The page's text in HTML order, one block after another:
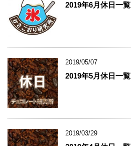
2019年6月休日一覧
2019/05/07
2019年5月休日一覧
2019/03/29